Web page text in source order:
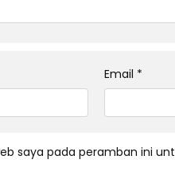
Email *
saya pada peramban ini